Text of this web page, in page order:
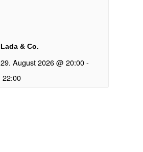
Lada & Co.
29. August 2026 @ 20:00 -
22:00